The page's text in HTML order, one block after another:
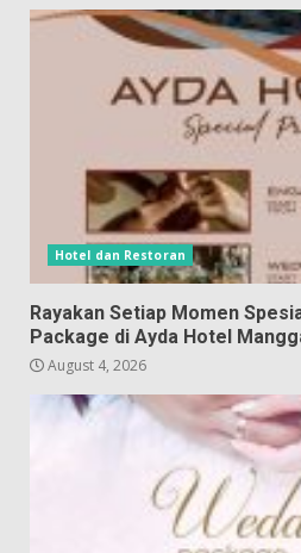
Hotel dan Restoran
Rayakan Setiap Momen
Package di Ayda Hotel
August 4, 2026